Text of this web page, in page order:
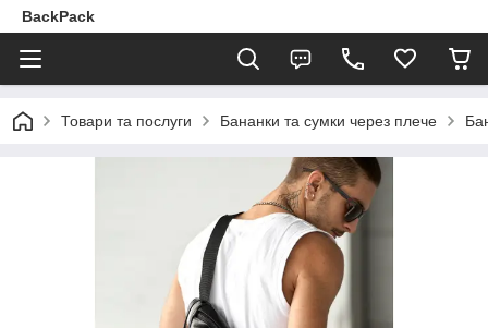
BackPack
Товари та послуги Бананки та сумки через плече